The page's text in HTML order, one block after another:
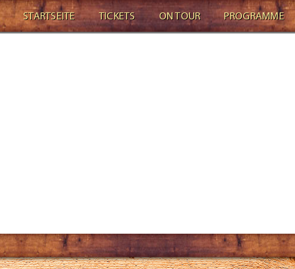
STARTSEITE TICKETS ON TOUR PROGRAMME